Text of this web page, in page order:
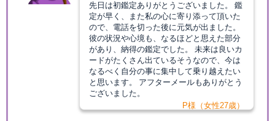
先日は初鑑定ありがとうございました。 鑑
定が早く、また私の心に寄り添って頂いた
ので、電話を切った後に元気が出ました。
彼の状況や心境も、なるほどと思えた部分
があり、納得の鑑定でした。 未来は良いカ
ードがたくさん出ているそうなので、今は
なるべく自分の事に集中して乗り越えたい
と思います。 アフターメールもありがとう
ございました。
P様（女性27歳）